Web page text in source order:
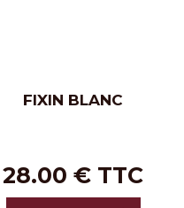
FIXIN BLANC
28.00 € TTC